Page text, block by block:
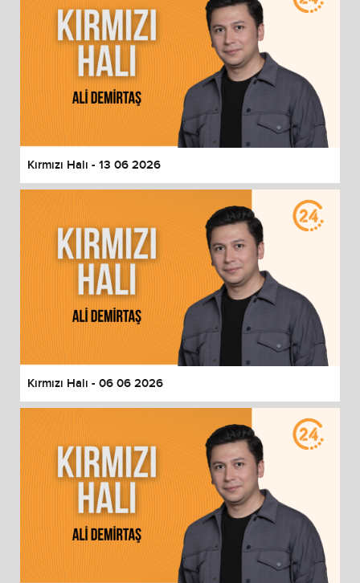
Kırmızı Halı - 13 06 2026
Kırmızı Halı - 06 06 2026